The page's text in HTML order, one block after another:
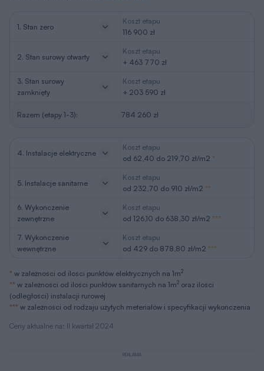
Ceny aktualne na: II kwartał 2024
1. Stan zero
Koszt etapu
116 900 zł
2. Stan surowy otwarty
Koszt etapu
+ 463 770 zł
3. Stan surowy
zamknięty
Koszt etapu
+ 203 590 zł
Razem (etapy 1-3): 784 260 zł
4. Instalacje elektryczne
Koszt etapu
od 62,40 do 219,70 zł/m2 *
5. Instalacje sanitarne
Koszt etapu
od 232,70 do 910 zł/m2 **
6. Wykończenie
zewnętrzne
Koszt etapu
od 126,10 do 638,30 zł/m2 ***
7. Wykończenie
wewnętrzne
Koszt etapu
od 429 do 878,80 zł/m2 ***
* w zależności od ilości punktów elektrycznych na 1m2
** w zależności od ilości punktów sanitarnych na 1m2 oraz ilości
(odległości) instalacji rurowej
*** w zależności od rodzaju użytych meteriałów i specyfikacji wykończenia
REKLAMA